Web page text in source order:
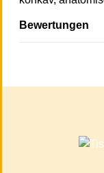
Bewertungen